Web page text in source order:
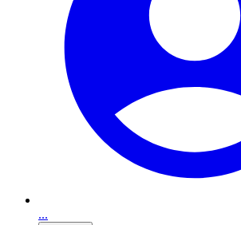
...